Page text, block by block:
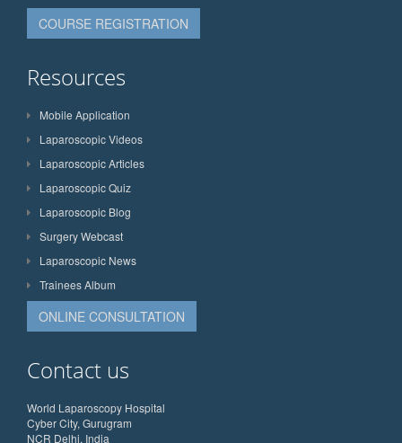
COURSE REGISTRATION
Resources
Mobile Application
Laparoscopic Videos
Laparoscopic Articles
Laparoscopic Quiz
Laparoscopic Blog
Surgery Webcast
Laparoscopic News
Trainees Album
ONLINE CONSULTATION
Contact us
World Laparoscopy Hospital
Cyber City, Gurugram
NCR Delhi, India